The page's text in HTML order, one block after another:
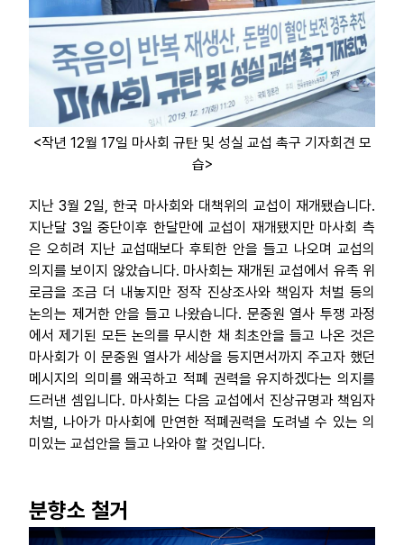
<작년 12월 17일 마사회 규탄 및 성실 교섭 촉구 기자회견 모
습>
지난 3월 2일, 한국 마사회와 대책위의 교섭이 재개됐습니다.
지난달 3일 중단이후 한달만에 교섭이 재개됐지만 마사회 측
은 오히려 지난 교섭때보다 후퇴한 안을 들고 나오며 교섭의
의지를 보이지 않았습니다. 마사회는 재개된 교섭에서 유족 위
로금을 조금 더 내놓지만 정작 진상조사와 책임자 처벌 등의
논의는 제거한 안을 들고 나왔습니다. 문중원 열사 투쟁 과정
에서 제기된 모든 논의를 무시한 채 최초안을 들고 나온 것은
마사회가 이 문중원 열사가 세상을 등지면서까지 주고자 했던
메시지의 의미를 왜곡하고 적폐 권력을 유지하겠다는 의지를
드러낸 셈입니다. 마사회는 다음 교섭에서 진상규명과 책임자
처벌, 나아가 마사회에 만연한 적폐권력을 도려낼 수 있는 의
미있는 교섭안을 들고 나와야 할 것입니다.
분향소 철거